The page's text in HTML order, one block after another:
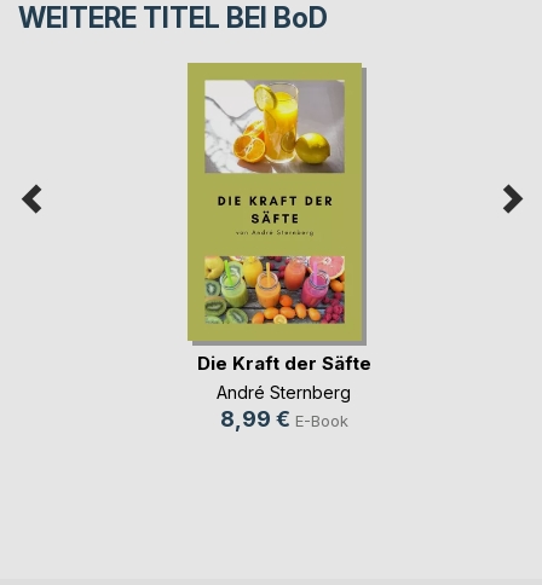
WEITERE TITEL BEI BoD
Die Kraft der Säfte
André Sternberg
8,99 € E-Book